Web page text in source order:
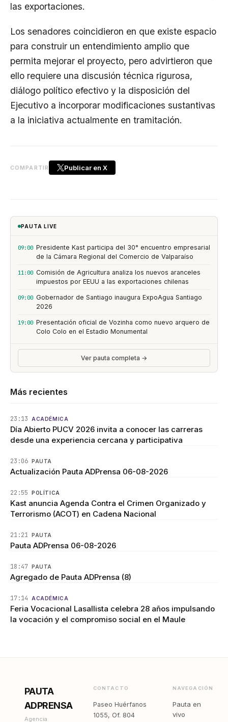
las exportaciones.
Los senadores coincidieron en que existe espacio
para construir un entendimiento amplio que
permita mejorar el proyecto, pero advirtieron que
ello requiere una discusión técnica rigurosa,
diálogo político efectivo y la disposición del
Ejecutivo a incorporar modificaciones sustantivas
a la iniciativa actualmente en tramitación.
COMPARTIR Publicar en X
PAUTA LIVE
09:00 Presidente Kast participa del 30° encuentro empresarial
de la Cámara Regional del Comercio de Valparaíso
11:00 Comisión de Agricultura analiza los nuevos aranceles
impuestos por EEUU a las exportaciones chilenas
09:00 Gobernador de Santiago inaugura ExpoAgua Santiago
2026
19:00 Presentación oficial de Vozinha como nuevo arquero de
Colo Colo en el Estadio Monumental
Ver pauta completa →
Más recientes
23:13 ACADÉMICA
Día Abierto PUCV 2026 invita a conocer las carreras
desde una experiencia cercana y participativa
23:06 PAUTA
Actualización Pauta ADPrensa 06-08-2026
22:55 POLÍTICA
Kast anuncia Agenda Contra el Crimen Organizado y
Terrorismo (ACOT) en Cadena Nacional
21:21 PAUTA
Pauta ADPrensa 06-08-2026
18:47 PAUTA
Agregado de Pauta ADPrensa (8)
17:14 ACADÉMICA
Feria Vocacional Lasallista celebra 28 años impulsando
la vocación y el compromiso social en el Maule
PAUTA
ADPRENSA
Agencia
CONTACTO
Paseo Huérfanos
1055, Of. 804
NAVEGACIÓN
Pauta en
vivo